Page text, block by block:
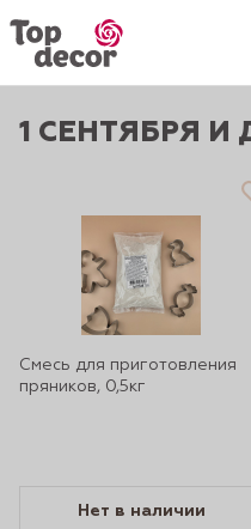
1 СЕНТЯБРЯ И
Смесь для приготовления
пряников, 0,5кг
Нет в наличии